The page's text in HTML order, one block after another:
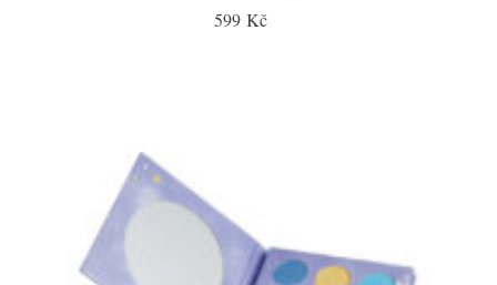
599 Kč